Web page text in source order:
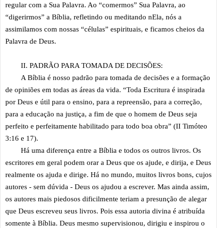
regular com a Sua Palavra. Ao “comermos” Sua Palavra, ao
“digerirmos” a Bíblia, refletindo ou meditando nEla, nós a
assimilamos com nossas “células” espirituais, e ficamos cheios da
Palavra de Deus.
II. PADRÃO PARA TOMADA DE DECISÕES:
A Bíblia é nosso padrão para tomada de decisões e a formação
de opiniões em todas as áreas da vida. “Toda Escritura é inspirada
por Deus e útil para o ensino, para a repreensão, para a correção,
para a educação na justiça, a fim de que o homem de Deus seja
perfeito e perfeitamente habilitado para todo boa obra” (II Timóteo
3:16 e 17).
Há uma diferença entre a Bíblia e todos os outros livros. Os
escritores em geral podem orar a Deus que os ajude, e dirija, e Deus
realmente os ajuda e dirige. Há no mundo, muitos livros bons, cujos
autores - sem dúvida - Deus os ajudou a escrever. Mas ainda assim,
os autores mais piedosos dificilmente teriam a presunção de alegar
que Deus escreveu seus livros. Pois essa autoria divina é atribuída
somente à Bíblia. Deus mesmo supervisionou, dirigiu e inspirou o